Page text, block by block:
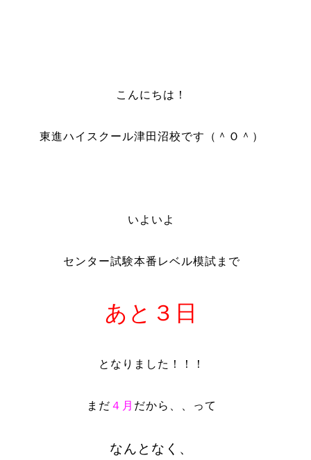
こんにちは！
東進ハイスクール津田沼校です（＾Ｏ＾）
いよいよ
センター試験本番レベル模試まで
あと３日
となりました！！！
まだ ４月 だから、、って
なんとなく、